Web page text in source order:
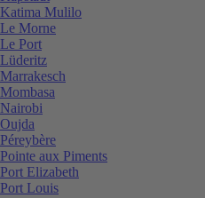
Katima Mulilo
Le Morne
Le Port
Lüderitz
Marrakesch
Mombasa
Nairobi
Oujda
Péreybère
Pointe aux Piments
Port Elizabeth
Port Louis